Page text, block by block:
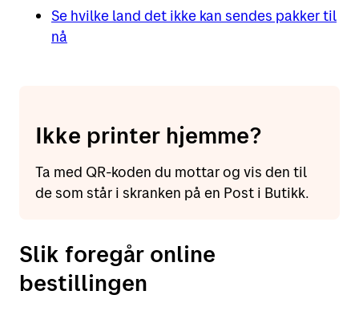
Se hvilke land det ikke kan sendes pakker til
nå
Ikke printer hjemme?
Ta med QR-koden du mottar og vis den til
de som står i skranken på en Post i Butikk.
Slik foregår online
bestillingen